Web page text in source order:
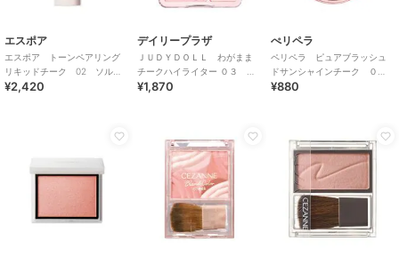
エスポア
エスポア トーンペアリング
リキッドチーク 02 ソルテ
ィピンク
¥2,420
デイリープラザ
ＪＵＤＹＤＯＬＬ わがまま
チークハイライター ０３ ほ
て顔チェリー
¥1,870
ぺリペラ
ペリペラ ピュアブラッシュ
ドサンシャインチーク ０
１ ＣＡＬＭ ＰＩＮＫ(韓国
¥880